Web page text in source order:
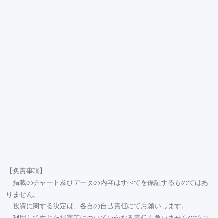
【免責事項】
掲載のチャート及びデータの内容はすべてを保証するものではあ
りません。
投資に関する決定は、各自の自己責任にてお願いします。